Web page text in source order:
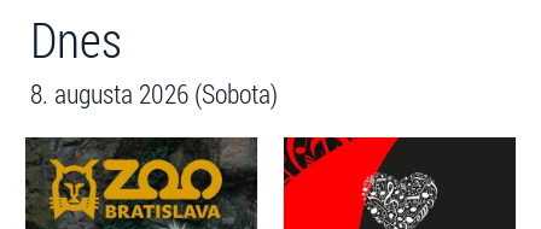
Dnes
8. augusta 2026 (Sobota)